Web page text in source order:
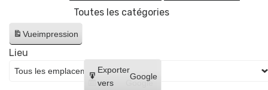
Toutes les catégories
Vueimpression
Créer
un
Google
Exporter
vers
Google
Lieu